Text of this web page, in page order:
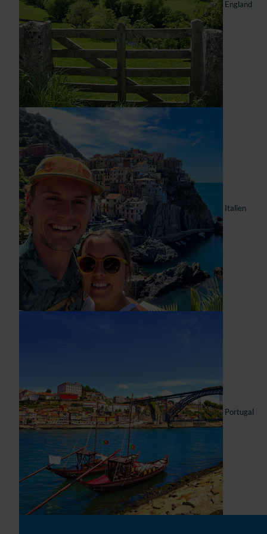
England
Italien
Portugal